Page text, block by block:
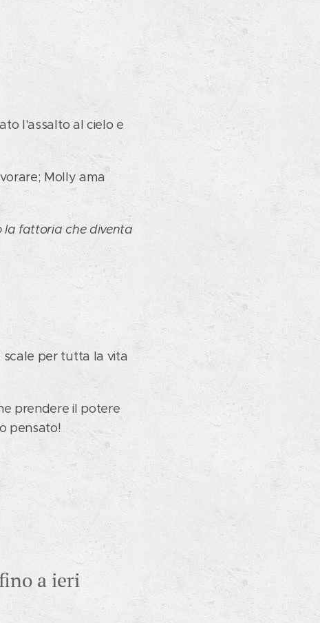
l'assalto al cielo e
Molly ama
la fattoria che diventa
scale per tutta la vita
prendere il potere
pensato!
a ieri